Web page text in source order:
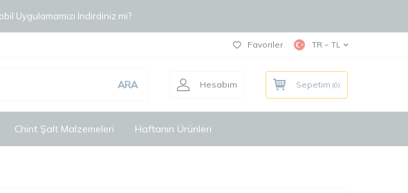
Uygulamamızı İndirdiniz mi?
Favoriler TR − TL
ARA Hesabım Sepetim (0)
Chint Şalt Malzemeleri Haftanın Ürünleri